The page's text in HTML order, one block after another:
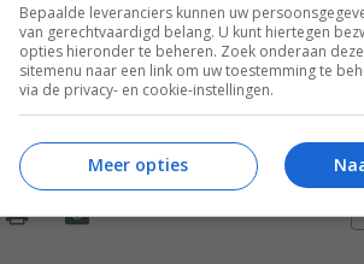
ontdooien. Hoe dan ook, knijp
snijd ze fijn en voeg ze toe aan het
Bepaalde leveranciers kunnen uw
van gerechtvaardigd belang. U kunt hiertegen
opties hieronder te beheren. Zoek onderaan
sitemenu naar een link om uw toestemming te
via de privacy- en cookie-instellingen.
Meer opties